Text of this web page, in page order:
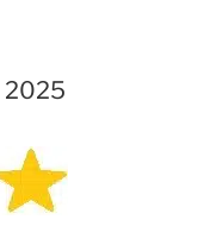
2025